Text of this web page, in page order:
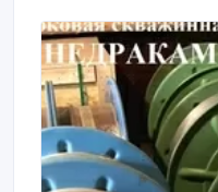
операций в
промышленности.